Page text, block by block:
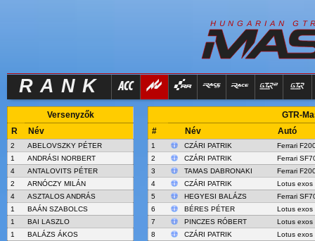
H U N G A R I A N G T
RANK
Versenyzők
R
Név
2
ABELOVSZKY PÉTER
1
ANDRÁSI NORBERT
4
ANTALOVITS PÉTER
2
ARNÓCZY MILÁN
4
ASZTALOS ANDRÁS
1
BAÁN SZABOLCS
1
BAI LASZLO
1
BALÁZS ÁKOS
GTR-
#
Név Autó
1 CZÁRI PATRIK
Ferrari
2
CZÁRI PATRIK
Ferrari
3
TAMAS DABRONAKI
Ferrari
4
CZÁRI PATRIK
Lotus exos
5
HEGYESI BALÁZS
Ferrari
6
BÉRES PÉTER
Lotus exos
7
PINCZES RÓBERT
Lotus exos
8
CZÁRI PATRIK
Lotus exos